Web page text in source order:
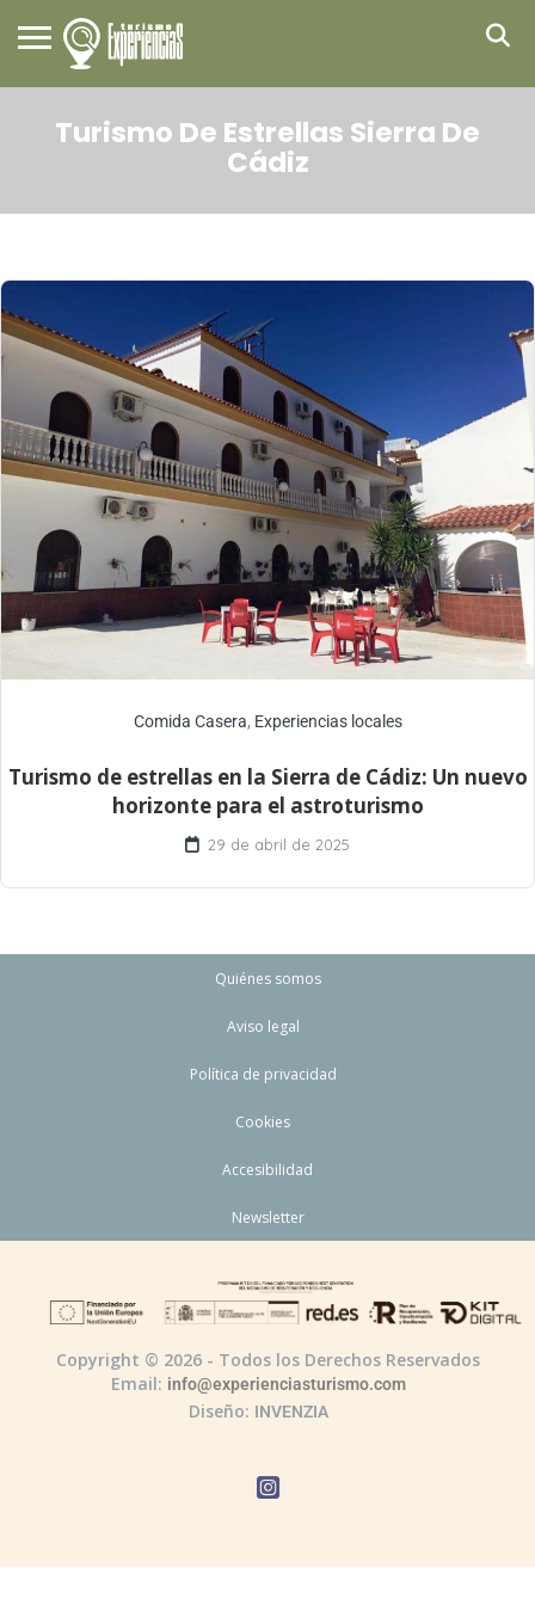
Turismo De Estrellas Sierra De
Cádiz
Comida Casera, Experiencias locales
Turismo de estrellas en la Sierra de Cádiz: Un nuevo
horizonte para el astroturismo
29 de abril de 2025
Quiénes somos
Aviso legal
Política de privacidad
Cookies
Accesibilidad
Newsletter
Copyright © 2026 - Todos los Derechos Reservados
Email: info@experienciasturismo.com
Diseño: INVENZIA